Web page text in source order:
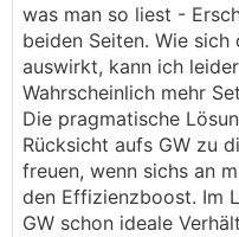
was man so liest -
beiden Seiten. Wie
auswirkt, kann ich
Wahrscheinlich mehr
Die pragmatische
Rücksicht aufs GW zu
freuen, wenn sichs an
den Effizienzboost. Im
GW schon ideale